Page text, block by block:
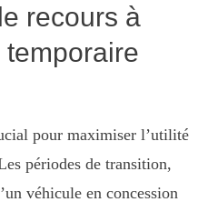
recours à
pour maximiser l’utilité
périodes de transition,
véhicule en concession